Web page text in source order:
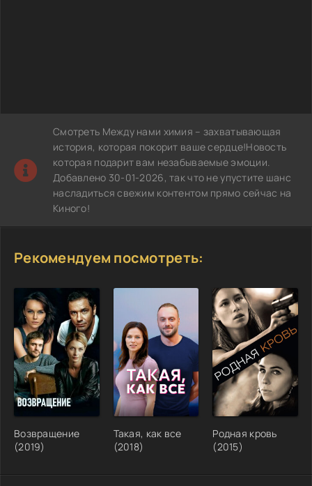
Смотреть Между нами химия – захватывающая
история, которая покорит ваше сердце!Новость
которая подарит вам незабываемые эмоции.
Добавлено 30-01-2026, так что не упустите шанс
насладиться свежим контентом прямо сейчас на
Киного!
Рекомендуем посмотреть:
Возвращение
(2019)
Такая, как все
(2018)
Родная кровь
(2015)